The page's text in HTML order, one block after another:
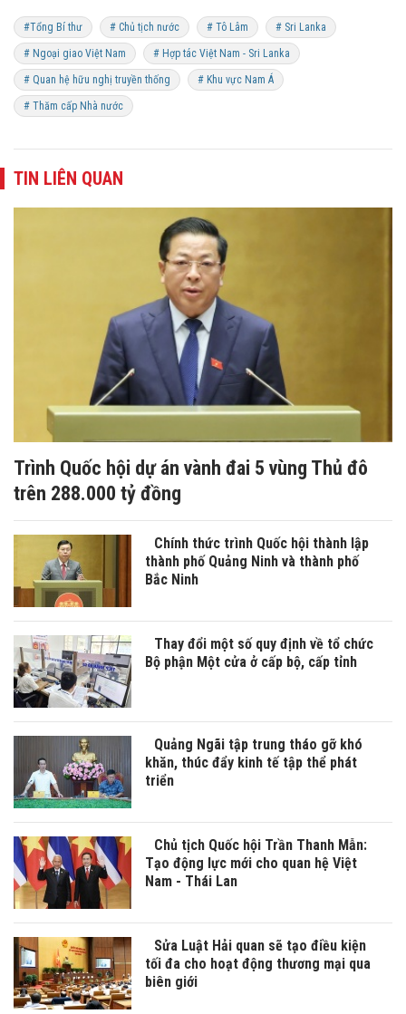
#Tổng Bí thư # Chủ tịch nước # Tô Lâm # Sri Lanka
# Ngoại giao Việt Nam # Hợp tác Việt Nam - Sri Lanka
# Quan hệ hữu nghị truyền thống # Khu vực Nam Á
# Thăm cấp Nhà nước
TIN LIÊN QUAN
Trình Quốc hội dự án vành đai 5 vùng Thủ đô
trên 288.000 tỷ đồng
Chính thức trình Quốc hội thành lập
thành phố Quảng Ninh và thành phố
Bắc Ninh
Thay đổi một số quy định về tổ chức
Bộ phận Một cửa ở cấp bộ, cấp tỉnh
Quảng Ngãi tập trung tháo gỡ khó
khăn, thúc đẩy kinh tế tập thể phát
triển
Chủ tịch Quốc hội Trần Thanh Mẫn:
Tạo động lực mới cho quan hệ Việt
Nam - Thái Lan
Sửa Luật Hải quan sẽ tạo điều kiện
tối đa cho hoạt động thương mại qua
biên giới